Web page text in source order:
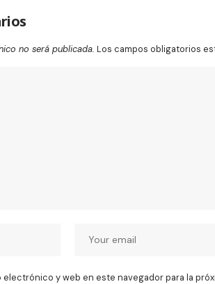
no será publicada. Los campos obligatorios
electrónico y web en este navegador para la